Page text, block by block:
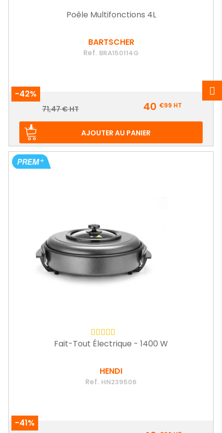
Poêle Multifonctions 4L
BARTSCHER
Ref. BRA150114G
-42%
Prix
Prix
71,47 € HT 40 €99 HT
AJOUTER AU PANIER
Fait-Tout Électrique - 1400 W
HENDI
Ref. HN239506
-41%
Prix